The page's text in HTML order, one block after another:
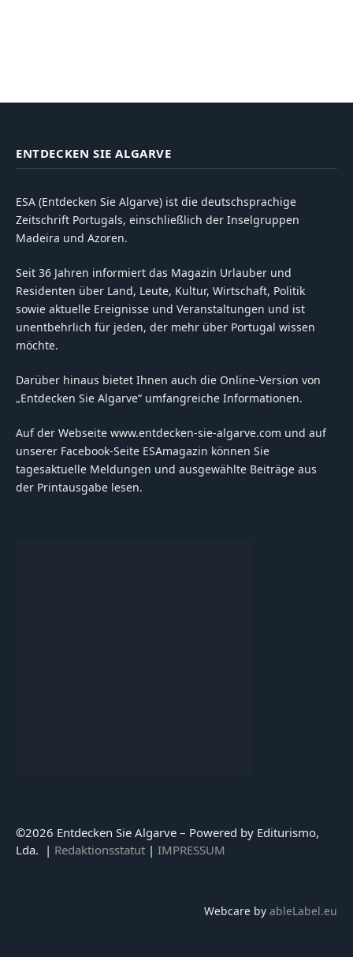
ENTDECKEN SIE ALGARVE
ESA (Entdecken Sie Algarve) ist die deutschsprachige
Zeitschrift Portugals, einschließlich der Inselgruppen
Madeira und Azoren.
Seit 36 Jahren informiert das Magazin Urlauber und
Residenten über Land, Leute, Kultur, Wirtschaft, Politik
sowie aktuelle Ereignisse und Veranstaltungen und ist
unentbehrlich für jeden, der mehr über Portugal wissen
möchte.
Darüber hinaus bietet Ihnen auch die Online-Version von
„Entdecken Sie Algarve“ umfangreiche Informationen.
Auf der Webseite www.entdecken-sie-algarve.com und auf
unserer Facebook-Seite ESAmagazin können Sie
tagesaktuelle Meldungen und ausgewählte Beiträge aus
der Printausgabe lesen.
©2026 Entdecken Sie Algarve – Powered by Editurismo,
Lda. | Redaktionsstatut | IMPRESSUM
Webcare by ableLabel.eu